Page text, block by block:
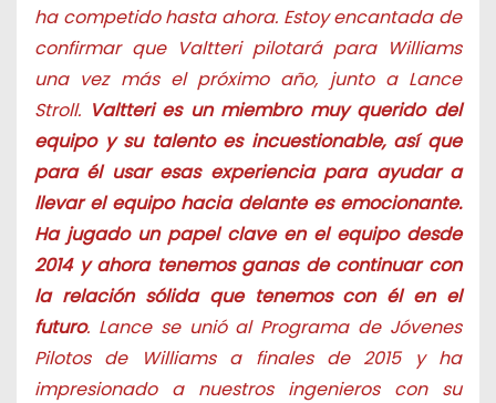
ha competido hasta ahora. Estoy encantada de
confirmar que Valtteri pilotará para Williams
una vez más el próximo año, junto a Lance
Stroll. Valtteri es un miembro muy querido del
equipo y su talento es incuestionable, así que
para él usar esas experiencia para ayudar a
llevar el equipo hacia delante es emocionante.
Ha jugado un papel clave en el equipo desde
2014 y ahora tenemos ganas de continuar con
la relación sólida que tenemos con él en el
futuro. Lance se unió al Programa de Jóvenes
Pilotos de Williams a finales de 2015 y ha
impresionado a nuestros ingenieros con su